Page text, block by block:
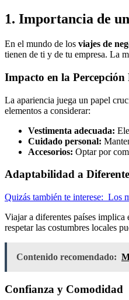
1. Importancia de
En el mundo de los viajes de
tienen de ti y de tu empresa. La
Impacto en la Percepción
La apariencia juega un papel
elementos a considerar:
Vestimenta adecuada:
Cuidado personal:
Accesorios: Optar por
Adaptabilidad a
Quizás también te interese: Los
Viajar a diferentes países implica
respetar las costumbres locales
Contenido recomendado:
Confianza y Comodidad